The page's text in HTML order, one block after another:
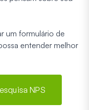
um formulário de
entender melhor
NPS